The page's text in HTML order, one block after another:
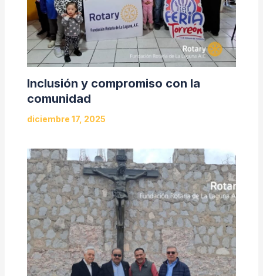
Inclusión y compromiso con la
comunidad
diciembre 17, 2025